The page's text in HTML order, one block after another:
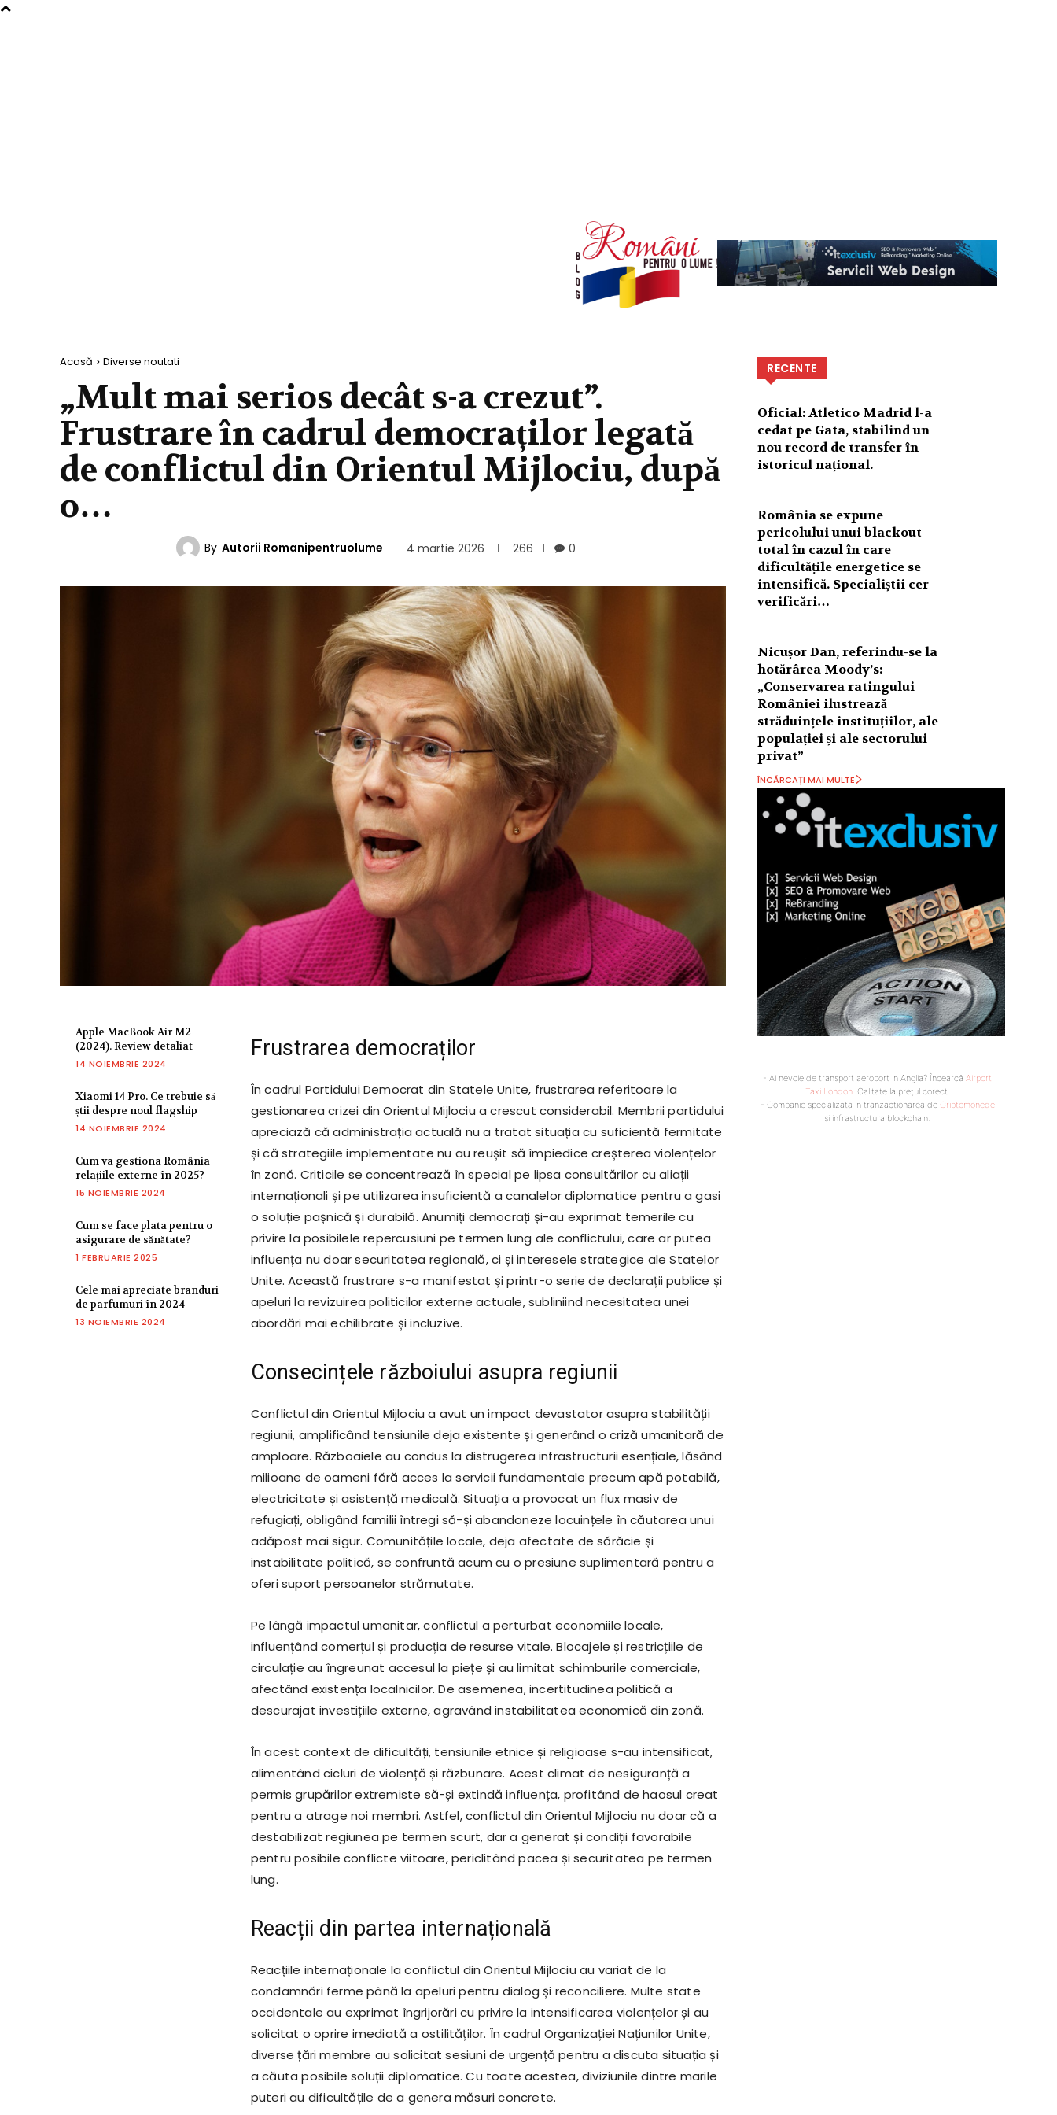
Acasă Diverse noutati
„Mult mai serios decât s-a crezut”.
Frustrare în cadrul democraților legată
de conflictul din Orientul Mijlociu, după
o…
By Autorii Romanipentruolume 4 martie 2026 266 0
Apple MacBook Air M2
(2024). Review detaliat
14 NOIEMBRIE 2024
Xiaomi 14 Pro. Ce trebuie să
știi despre noul flagship
14 NOIEMBRIE 2024
Cum va gestiona România
relațiile externe în 2025?
15 NOIEMBRIE 2024
Cum se face plata pentru o
asigurare de sănătate?
1 FEBRUARIE 2025
Cele mai apreciate branduri
de parfumuri în 2024
13 NOIEMBRIE 2024
Frustrarea democraților
În cadrul Partidului Democrat din Statele Unite, frustrarea referitoare la
gestionarea crizei din Orientul Mijlociu a crescut considerabil. Membrii partidului
apreciază că administrația actuală nu a tratat situația cu suficientă fermitate
și că strategiile implementate nu au reușit să împiedice creșterea violențelor
în zonă. Criticile se concentrează în special pe lipsa consultărilor cu aliații
internaționali și pe utilizarea insuficientă a canalelor diplomatice pentru a gasi
o soluție pașnică și durabilă. Anumiți democrați și-au exprimat temerile cu
privire la posibilele repercusiuni pe termen lung ale conflictului, care ar putea
influența nu doar securitatea regională, ci și interesele strategice ale Statelor
Unite. Această frustrare s-a manifestat și printr-o serie de declarații publice și
apeluri la revizuirea politicilor externe actuale, subliniind necesitatea unei
abordări mai echilibrate și incluzive.
Consecințele războiului asupra regiunii
Conflictul din Orientul Mijlociu a avut un impact devastator asupra stabilității
regiunii, amplificând tensiunile deja existente și generând o criză umanitară de
amploare. Războaiele au condus la distrugerea infrastructurii esențiale, lăsând
milioane de oameni fără acces la servicii fundamentale precum apă potabilă,
electricitate și asistență medicală. Situația a provocat un flux masiv de
refugiați, obligând familii întregi să-și abandoneze locuințele în căutarea unui
adăpost mai sigur. Comunitățile locale, deja afectate de sărăcie și
instabilitate politică, se confruntă acum cu o presiune suplimentară pentru a
oferi suport persoanelor strămutate.
Pe lângă impactul umanitar, conflictul a perturbat economiile locale,
influențând comerțul și producția de resurse vitale. Blocajele și restricțiile de
circulație au îngreunat accesul la piețe și au limitat schimburile comerciale,
afectând existența localnicilor. De asemenea, incertitudinea politică a
descurajat investițiile externe, agravând instabilitatea economică din zonă.
În acest context de dificultăți, tensiunile etnice și religioase s-au intensificat,
alimentând cicluri de violență și răzbunare. Acest climat de nesiguranță a
permis grupărilor extremiste să-și extindă influența, profitând de haosul creat
pentru a atrage noi membri. Astfel, conflictul din Orientul Mijlociu nu doar că a
destabilizat regiunea pe termen scurt, dar a generat și condiții favorabile
pentru posibile conflicte viitoare, periclitând pacea și securitatea pe termen
lung.
Reacții din partea internațională
Reacțiile internaționale la conflictul din Orientul Mijlociu au variat de la
condamnări ferme până la apeluri pentru dialog și reconciliere. Multe state
occidentale au exprimat îngrijorări cu privire la intensificarea violențelor și au
solicitat o oprire imediată a ostilităților. În cadrul Organizației Națiunilor Unite,
diverse țări membre au solicitat sesiuni de urgență pentru a discuta situația și
a căuta posibile soluții diplomatice. Cu toate acestea, diviziunile dintre marile
puteri au dificultățile de a genera măsuri concrete.
RECENTE
Oficial: Atletico Madrid l-a
cedat pe Gata, stabilind un
nou record de transfer în
istoricul național.
România se expune
pericolului unui blackout
total în cazul în care
dificultățile energetice se
intensifică. Specialiștii cer
verificări…
Nicușor Dan, referindu-se la
hotărârea Moody’s:
„Conservarea ratingului
României ilustrează
străduințele instituțiilor, ale
populației și ale sectorului
privat”
ÎNCĂRCAȚI MAI MULTE
- Ai nevoie de transport aeroport in Anglia? Încearcă Airport
Taxi London. Calitate la prețul corect.
- Companie specializata in tranzactionarea de Criptomonede
si infrastructura blockchain.